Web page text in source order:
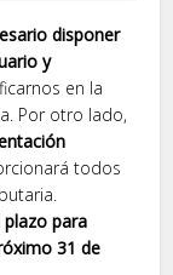
disponer
y
en la
Por otro lado,
todos
plazo para
31 de